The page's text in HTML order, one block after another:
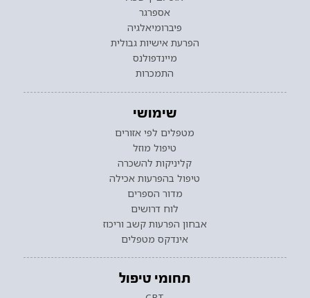
אספרגר
פיברומיאלגיה
הפרעת אישיות גבולית
מיינדפולנס
התמכרות
שימושי
מטפלים לפי אזורים
טיפול מוזל
קליניקות להשכרה
טיפול בהפרעות אכילה
מדור הספרים
לוח דרושים
אבחון הפרעות קשב וריכוז
אינדקס מטפלים
תחומי טיפול